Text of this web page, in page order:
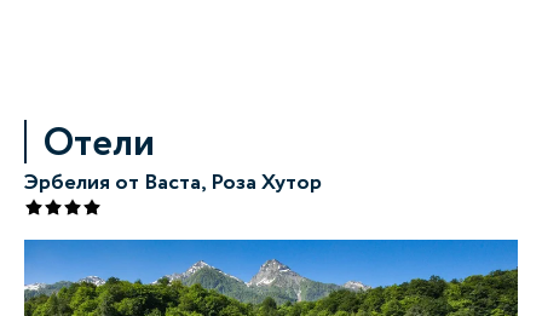
Отели
Эрбелия от Васта, Роза Хутор